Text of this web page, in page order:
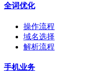
全词优化
操作流程
域名选择
解析流程
手机业务